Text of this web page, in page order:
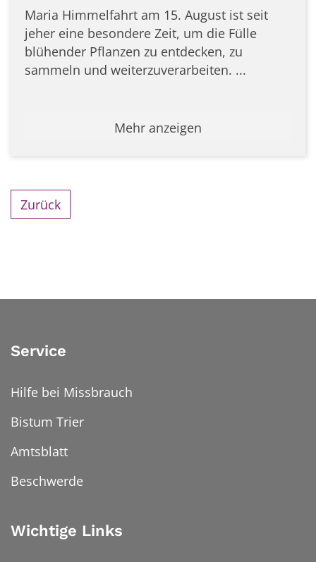
Maria Himmelfahrt am 15. August ist seit
jeher eine besondere Zeit, um die Fülle
blühender Pflanzen zu entdecken, zu
sammeln und weiterzuverarbeiten. ...
Mehr anzeigen
Zurück
Service
Hilfe bei Missbrauch
Bistum Trier
Amtsblatt
Beschwerde
Wichtige Links